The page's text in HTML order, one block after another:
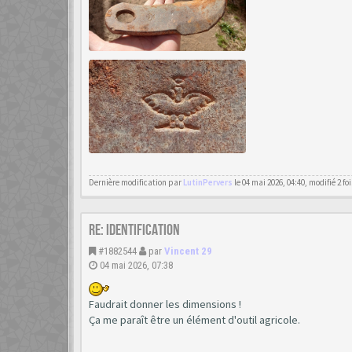
Dernière modification par LutinPervers le 04 mai 2026, 04:40, modifié 2
Re: Identification
#1882544 par Vincent 29
04 mai 2026, 07:38
Faudrait donner les dimensions !
Ça me paraît être un élément d'outil agricole.